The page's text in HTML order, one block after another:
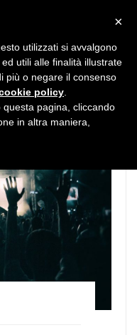
×
utilizzati si avvalgono
utili alle finalità illustrate
più o negare il consenso
policy
pagina, cliccando
in altra maniera,